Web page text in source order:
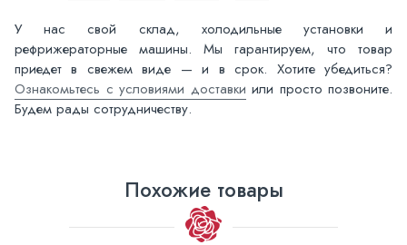
У нас свой склад, холодильные установки и
рефрижераторные машины. Мы гарантируем, что товар
приедет в свежем виде — и в срок. Хотите убедиться?
Ознакомьтесь с условиями доставки или просто позвоните.
Будем рады сотрудничеству.
Похожие товары